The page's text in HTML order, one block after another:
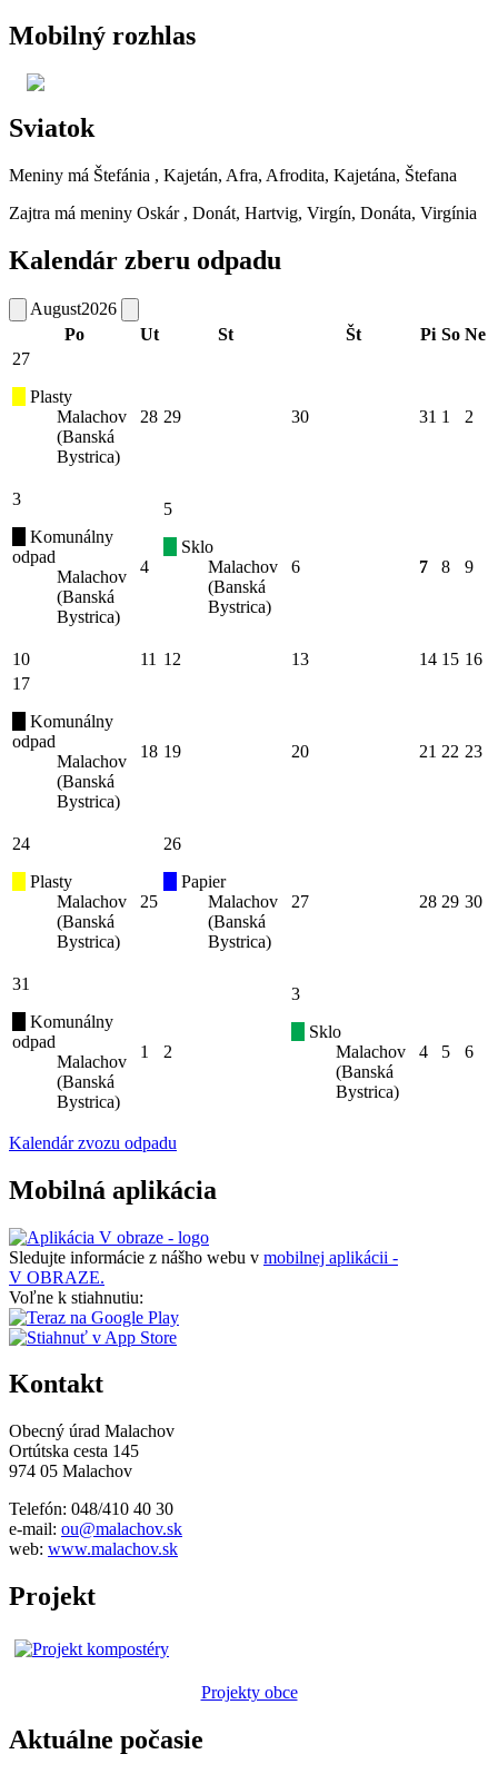
Mobilný rozhlas
Sviatok
Meniny má Štefánia , Kajetán, Afra, Afrodita, Kajetána, Štefana
Zajtra má meniny Oskár , Donát, Hartvig, Virgín, Donáta, Virgínia
Kalendár zberu odpadu
August2026
Po
Ut St Št Pi So Ne
27
Plasty
Malachov
(Banská
Bystrica)
28 29 30 31 1 2
3
Komunálny
odpad
Malachov
(Banská
Bystrica)
4
5
Sklo
Malachov
(Banská
Bystrica)
6 7 8 9
10 11 12 13 14 15 16
17
Komunálny
odpad
Malachov
(Banská
Bystrica)
18 19 20 21 22 23
24
Plasty
Malachov
(Banská
Bystrica)
25
26
Papier
Malachov
(Banská
Bystrica)
27 28 29 30
31
Komunálny
odpad
Malachov
(Banská
Bystrica)
1 2
3
Sklo
Malachov
(Banská
Bystrica)
4 5 6
Kalendár zvozu odpadu
Mobilná aplikácia
Sledujte informácie z nášho webu v mobilnej aplikácii -
V OBRAZE.
Voľne k stiahnutiu:
Kontakt
Obecný úrad Malachov
Ortútska cesta 145
974 05 Malachov
Telefón: 048/410 40 30
e-mail: ou@malachov.sk
web: www.malachov.sk
Projekt
Projekty obce
Aktuálne počasie